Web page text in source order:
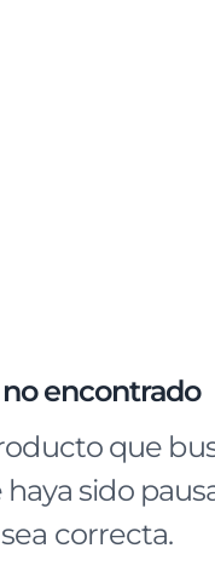
encontrado
que
sido
correcta.